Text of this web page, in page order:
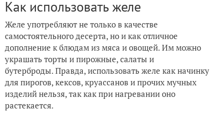
Как использовать желе
Желе употребляют не только в качестве
самостоятельного десерта, но и как отличное
дополнение к блюдам из мяса и овощей. Им можно
украшать торты и пирожные, салаты и
бутерброды. Правда, использовать желе как начинку
для пирогов, кексов, круассанов и прочих мучных
изделий нельзя, так как при нагревании оно
растекается.